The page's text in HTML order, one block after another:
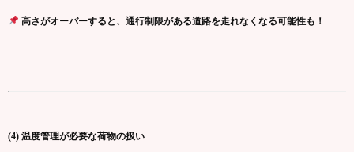
高さがオーバーすると、通行制限がある道路を走れなくなる可能性も！
(4) 温度管理が必要な荷物の扱い